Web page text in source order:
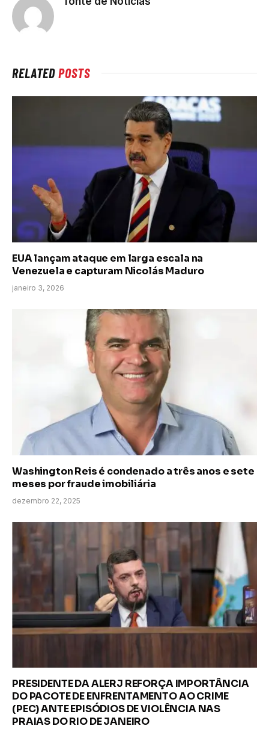
RELATEDPOSTS
EUA lançam ataque em larga escala na
Venezuela e capturam Nicolás Maduro
janeiro 3, 2026
Washington Reis é condenado a três anos e sete
meses por fraude imobiliária
dezembro 22, 2025
PRESIDENTE DA ALERJ REFORÇA IMPORTÂNCIA
DO PACOTE DE ENFRENTAMENTO AO CRIME
(PEC) ANTE EPISÓDIOS DE VIOLÊNCIA NAS
PRAIAS DO RIO DE JANEIRO